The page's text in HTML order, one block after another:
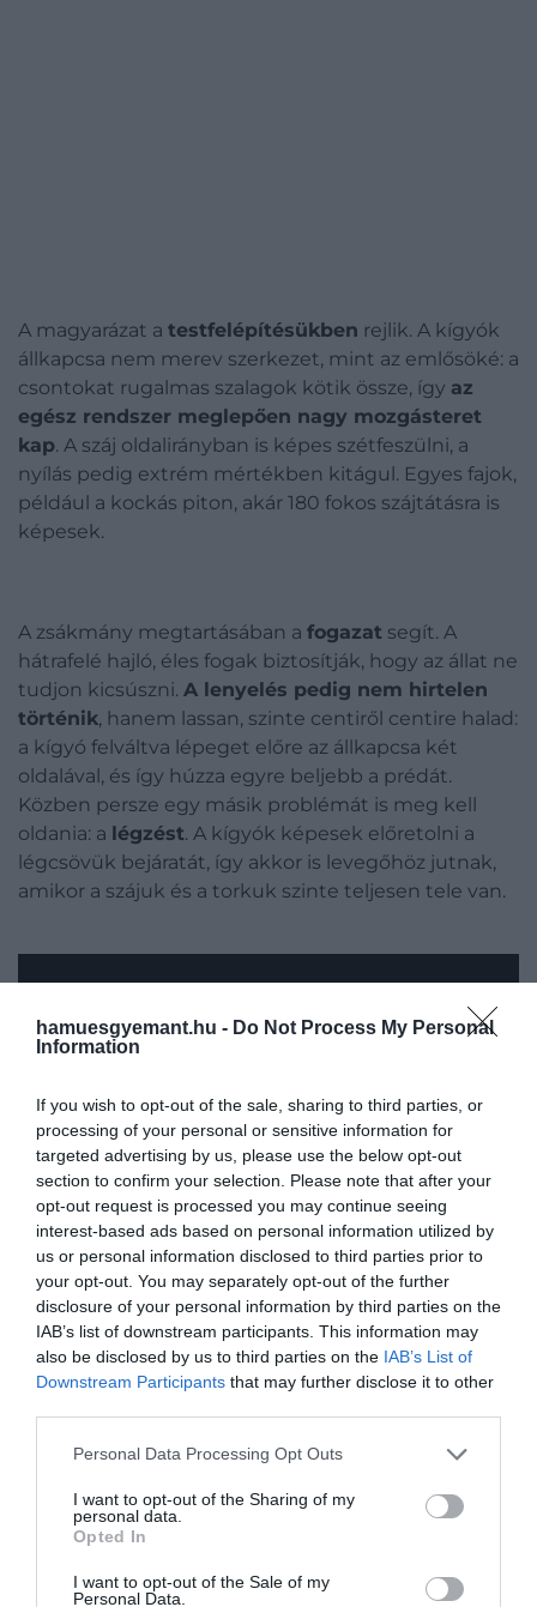
hamuesgyemant.hu - Do Not Process My Personal
Information
If you wish to opt-out of the sale, sharing to third parties, or
processing of your personal or sensitive information for
targeted advertising by us, please use the below opt-out
section to confirm your selection. Please note that after your
opt-out request is processed you may continue seeing
interest-based ads based on personal information utilized by
us or personal information disclosed to third parties prior to
your opt-out. You may separately opt-out of the further
disclosure of your personal information by third parties on the
IAB’s list of downstream participants. This information may
also be disclosed by us to third parties on the IAB’s List of
Downstream Participants that may further disclose it to other
Please note that this website/app uses one or more Google
not limited to your visit or usage behaviour. You may click to
grant or deny consent to Google and its third-party tags to
use your data for below specified purposes in below Google
consent section.
Personal Data Processing Opt Outs
I want to opt-out of the Sharing of my
personal data.
Opted In
I want to opt-out of the Sale of my
Personal Data.
A magyarázat a testfelépítésükben rejlik. A kígyók
állkapcsa nem merev szerkezet, mint az emlősöké: a
csontokat rugalmas szalagok kötik össze, így az
egész rendszer meglepően nagy mozgásteret
kap. A száj oldalirányban is képes szétfeszülni, a
nyílás pedig extrém mértékben kitágul. Egyes fajok,
például a kockás piton, akár 180 fokos szájtátásra is
képesek.
A zsákmány megtartásában a fogazat segít. A
hátrafelé hajló, éles fogak biztosítják, hogy az állat ne
tudjon kicsúszni. A lenyelés pedig nem hirtelen
történik, hanem lassan, szinte centiről centire halad:
a kígyó felváltva lépeget előre az állkapcsa két
oldalával, és így húzza egyre beljebb a prédát.
Közben persze egy másik problémát is meg kell
oldania: a légzést. A kígyók képesek előretolni a
légcsövük bejáratát, így akkor is levegőhöz jutnak,
amikor a szájuk és a torkuk szinte teljesen tele van.
A testük többi része is alkalmazkodott ehhez az
extrém helyzethez. A szövetek rugalmasak,a bőr
jelentősen meg tud nyúlni, így egy nagyobb
zsákmány elfogyasztása után a testük látványosan
kitágul. Az emésztéssel viszont nem sietnek:egy
ilyen étkezés feldolgozása akár hetekig is
eltarthat.
Ez is érdekelhet!
Egy ugandai csimpánzcsoport tagjai
közt évek óta véres háború zajlik